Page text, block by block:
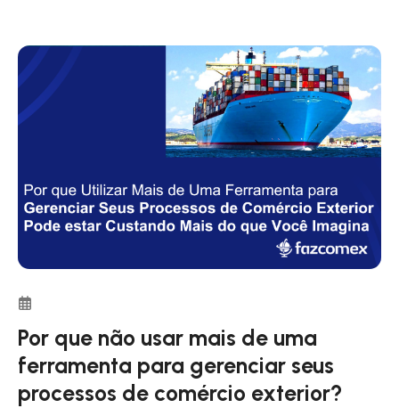
Por que não usar mais de uma
ferramenta para gerenciar seus
processos de comércio exterior?